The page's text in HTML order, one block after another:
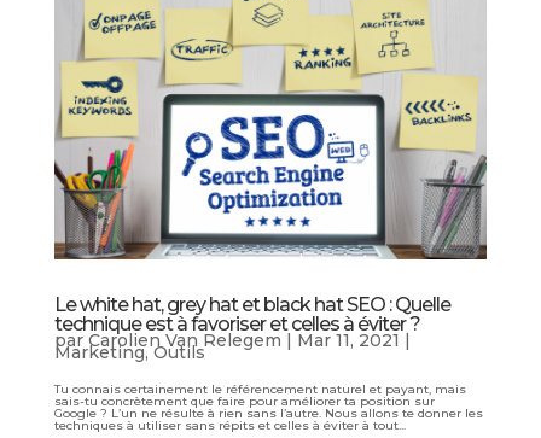
Le white hat, grey hat et black hat SEO : Quelle
technique est à favoriser et celles à éviter ?
par Carolien Van Relegem | Mar 11, 2021 |
Marketing,Outils
Tu connais certainement le référencement naturel et payant, mais
sais-tu concrètement que faire pour améliorer ta position sur
Google ? L’un ne résulte à rien sans l’autre. Nous allons te donner les
techniques à utiliser sans répits et celles à éviter à tout...